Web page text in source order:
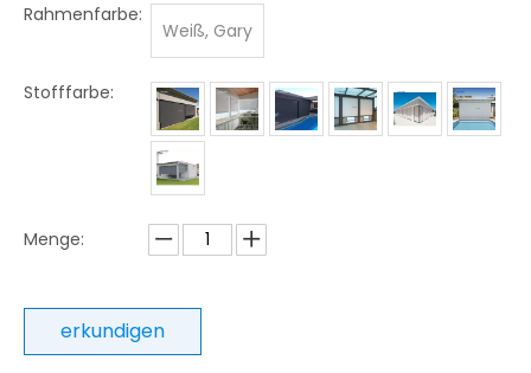
Rahmenfarbe:
Weiß, Gary
Stofffarbe:
Menge:
erkundigen